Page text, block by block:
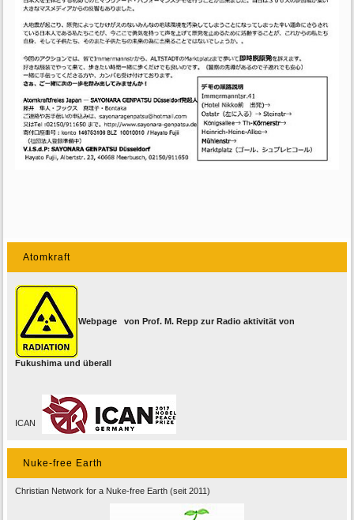
Atomkraft
Webpage von Prof. M. Repp zur Radio aktivität von
Fukushima und überall
ICAN
Nuke-free Earth
Christian Network for a Nuke-free Earth (seit 2011)